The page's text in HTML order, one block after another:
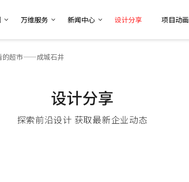
万维服务 新闻中心 设计分享 项目动画
的超市——成城石井
设计分享
探索前沿设计 获取最新企业动态